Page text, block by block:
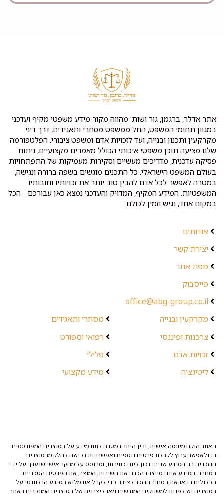
אתר אדלר, ברגמן, גור ושות' מהווה מקור מידע משפטי מקיף ועדכני
במגוון תחומי המשפט, החל ממשפט מסחרי ותאגידים, דרך דיני
מקרקעין ותכנון ובנייה, ועד לזכויות אדם ומשפט ציבורי. הפלטפורמה
שלנו מציעה תוכן משפטי איכותי הכולל מאמרים מקצועיים, ניתוח
פסיקה עדכנית, מדריכים מעשיים וסקירות מעמיקות של התפתחויות
בעולם המשפט הישראלי. כל התכנים מוגשים בשפה ברורה ונגישה,
במטרה לאפשר לכל אדם להבין טוב יותר את זכויותיו וחובותיו
המשפטיות. המידע המקיף, המדויק והעדכני נמצא כאן עבורכם - הכל
במקום אחד, נגיש וזמין לכולם.
אודותינו
יצירת קשר
מפת אתר
פייסבוק
office@abg-group.co.il
מקרקעין ובנייה
צרכנות ופיננסי
זכויות אדם
ליטיגציה
מסחרי ותאגידים
רפואי וספורט
פלילי
מידע מקצועי
האתר הוקם מיוזמה אישית, ובין היתר במטרה לתת מידע על המוצרים המפורסמים
בו ולאפשר ערוץ לקבלת פרטים נוספים ואפשרויות רכישה לחלק מהמוצרים
הנזכרים בו. המידע שניתן נכון ליום כתיבתו, ומבוסס על מחקר אישי שנערך על ידי
המחבר. המידע איננו מייצג בהכרח את השירות, המוצר, את הפרטים הטכניים
הכלולים בו או את המחיר הנזכר לצידו. כדי לקבל את מלוא המידע הרלוונטי על
המוצרים יש לפנות למשווקים המורשים ו/או ליצרנים של המוצרים המוזכרים באתר.